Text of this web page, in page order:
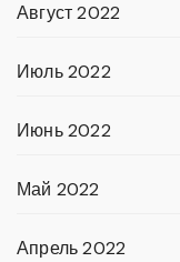
Август 2022
Июль 2022
Июнь 2022
Май 2022
Апрель 2022